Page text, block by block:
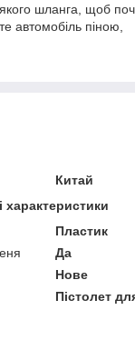
шланга, щоб
автомобіль піною,
Китай
характеристики
Пластик
Да
Нове
Пістолет